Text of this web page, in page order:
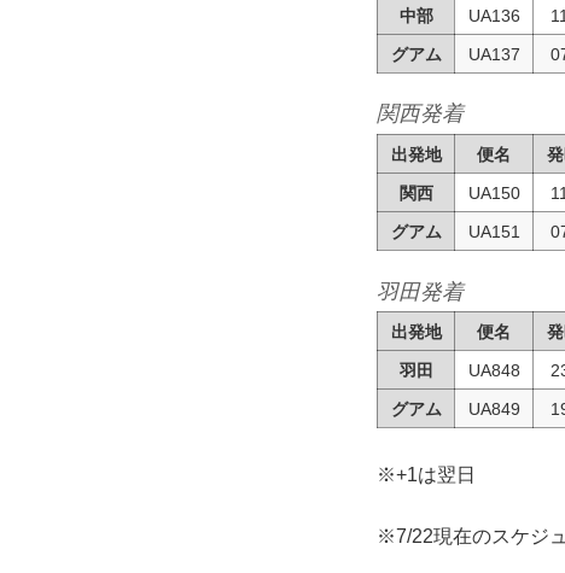
中部
UA136
グアム
UA137
出発地 便名
関西
UA150
グアム
UA151
関西発着
出発地 便名
羽田
UA848
グアム
UA849
羽田発着
※+1は翌日
※7/22現在のスケジ